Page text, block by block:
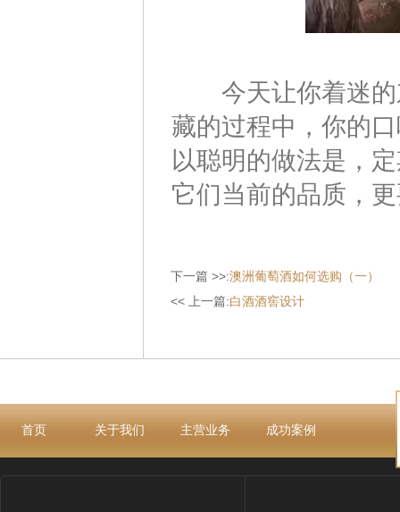
今天让你着迷的
藏的过程中，你的
以聪明的做法是，
它们当前的品质，
下一篇 >>:澳洲葡萄酒如何选购（一）
<< 上一篇:白酒酒窖设计
首页 关于我们 主营业务 成功案例